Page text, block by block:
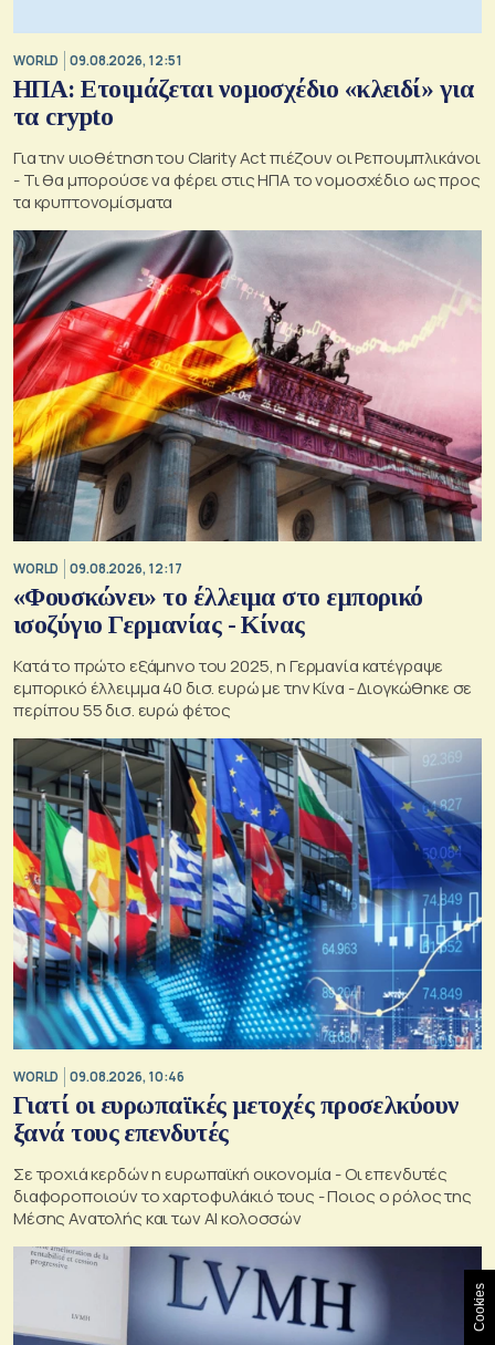
WORLD 09.08.2026, 12:51
ΗΠΑ: Ετοιμάζεται νομοσχέδιο «κλειδί» για
τα crypto
Για την υιοθέτηση του Clarity Act πιέζουν οι Ρεπουμπλικάνοι
- Τι θα μπορούσε να φέρει στις ΗΠΑ το νομοσχέδιο ως προς
τα κρυπτονομίσματα
WORLD 09.08.2026, 12:17
«Φουσκώνει» το έλλειμα στο εμπορικό
ισοζύγιο Γερμανίας - Κίνας
Κατά το πρώτο εξάμηνο του 2025, η Γερμανία κατέγραψε
εμπορικό έλλειμμα 40 δισ. ευρώ με την Κίνα - Διογκώθηκε σε
περίπου 55 δισ. ευρώ φέτος
WORLD 09.08.2026, 10:46
Γιατί οι ευρωπαϊκές μετοχές προσελκύουν
ξανά τους επενδυτές
Σε τροχιά κερδών η ευρωπαϊκή οικονομία - Οι επενδυτές
διαφοροποιούν το χαρτοφυλάκιό τους - Ποιος ο ρόλος της
Μέσης Ανατολής και των AI κολοσσών
Cookies